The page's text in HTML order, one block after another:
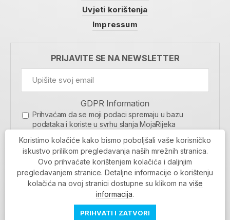
Uvjeti korištenja
Impressum
PRIJAVITE SE NA NEWSLETTER
GDPR Information
Prihvaćam da se moji podaci spremaju u bazu
podataka i koriste u svrhu slanja MojaRijeka
MOJARIJEKA NEWSLETTER
PRIJAVI SE
Povratak na vrh
Koristimo kolačiće kako bismo poboljšali vaše korisničko
iskustvo prilikom pregledavanja naših mrežnih stranica.
Ovo prihvaćate korištenjem kolačića i daljnjim
pregledavanjem stranice. Detaljne informacije o korištenju
kolačića na ovoj stranici dostupne su klikom na više
informacija.
PRIHVATI I ZATVORI